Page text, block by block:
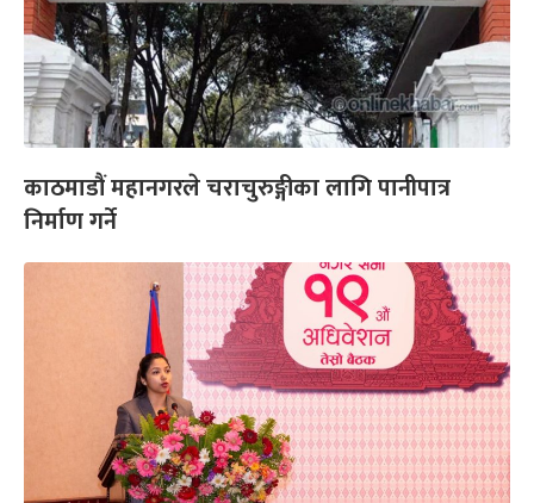
काठमाडौं महानगरले चराचुरुङ्गीका लागि पानीपात्र
निर्माण गर्ने